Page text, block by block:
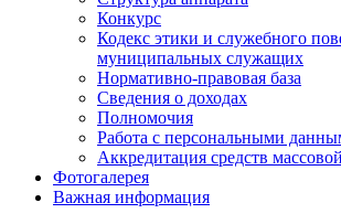
Конкурс
Кодекс этики и служебного
муниципальных служащих
Нормативно-правовая база
Сведения о доходах
Полномочия
Работа с персональными
Аккредитация средств
Фотогалерея
Важная информация